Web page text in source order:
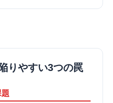
りやすい3つの罠